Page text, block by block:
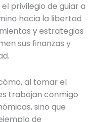
privilegio de guiar a
hacia la libertad
y estrategias
sus finanzas y
al tomar el
trabajan conmigo
sino que
de